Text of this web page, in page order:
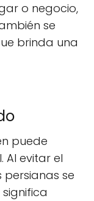
o negocio,
se
brinda una
puede
Al evitar el
se